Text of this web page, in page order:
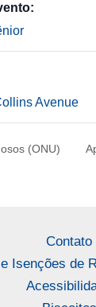
Avenue
(ONU)
Contato
Isenções de